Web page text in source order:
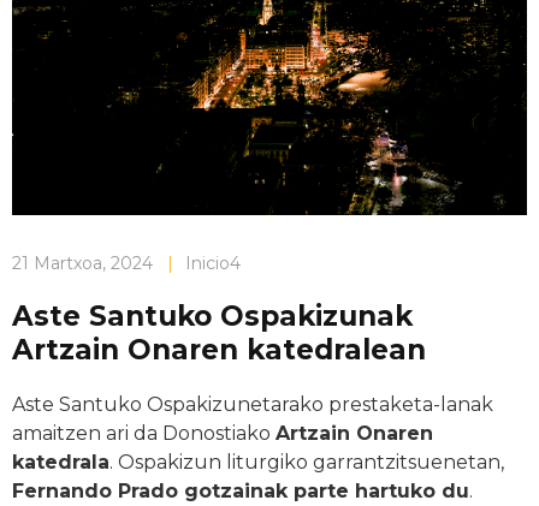
21 Martxoa, 2024 Inicio4
Aste Santuko Ospakizunak
Artzain Onaren katedralean
Aste Santuko Ospakizunetarako prestaketa-lanak
amaitzen ari da Donostiako Artzain Onaren
katedrala. Ospakizun liturgiko garrantzitsuenetan,
Fernando Prado gotzainak parte hartuko du.